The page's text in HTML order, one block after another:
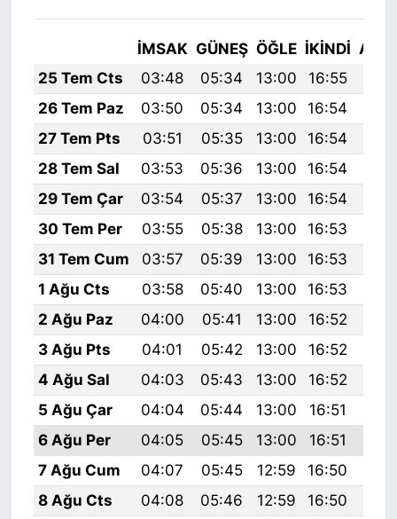
İMSAK GÜNEŞ ÖĞLE İKINDI
25 Tem Cts
03:48 05:34 13:00 16:55
26 Tem Paz
03:50 05:34 13:00 16:54
27 Tem Pts
03:51 05:35 13:00 16:54
28 Tem Sal
03:53 05:36 13:00 16:54
29 Tem Çar
03:54 05:37 13:00 16:54
30 Tem Per
03:55 05:38 13:00 16:53
31 Tem Cum
03:57 05:39 13:00 16:53
1 Ağu Cts
03:58 05:40 13:00 16:53
2 Ağu Paz
04:00 05:41 13:00 16:52
3 Ağu Pts
04:01 05:42 13:00 16:52
4 Ağu Sal
04:03 05:43 13:00 16:52
5 Ağu Çar
04:04 05:44 13:00 16:51
6 Ağu Per
04:05 05:45 13:00 16:51
7 Ağu Cum
04:07 05:45 12:59 16:50
8 Ağu Cts
04:08 05:46 12:59 16:50